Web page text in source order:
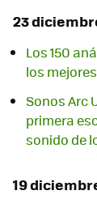
23
Los 150
los
Sonos Arc
primera
sonido de
19